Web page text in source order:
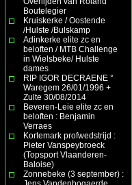
Boutelegier
Kruiskerke / Oostende
/Hulste /Bulskamp
Adinkerke elite zc en
beloften / MTB Challenge
in Wielsbeke/ Hulste
dames
RIP IGOR DECRAENE °
Waregem 26/01/1996 +
Zulte 30/08/2014
Beveren-Leie elite zc en
beloften : Benjamin
Verraes
Kortemark profwedstrijd :
Pieter Vanspeybroeck
(Topsport Vlaanderen-
Baloise)
Zonnebeke (3 september) :